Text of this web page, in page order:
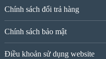
Chính sách đổi trả hàng
Chính sách bảo mật
Điều khoản sử dụng website